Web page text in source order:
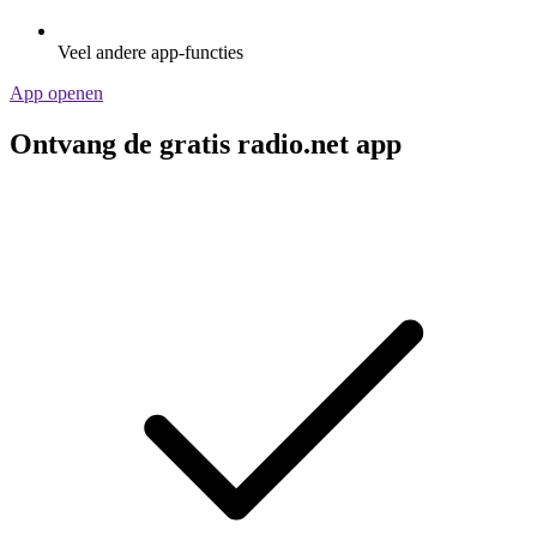
Veel andere app-functies
App openen
Ontvang de gratis radio.net app